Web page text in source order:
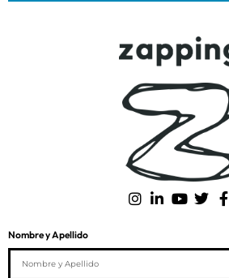
Nombre y Apellido